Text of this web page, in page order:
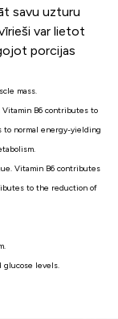
savu uzturu
var lietot
porcijas
mass.
B6 contributes to
to normal energy-yielding
Vitamin B6 contributes
to the reduction of
glucose levels.